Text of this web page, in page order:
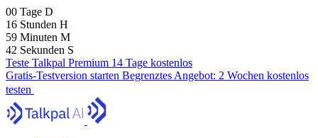
00 Tage D
16 Stunden H
59 Minuten M
41 Sekunden S
Teste Talkpal Premium 14 Tage kostenlos
Gratis-Testversion starten Begrenztes Angebot: 2 Wochen kostenlos
testen